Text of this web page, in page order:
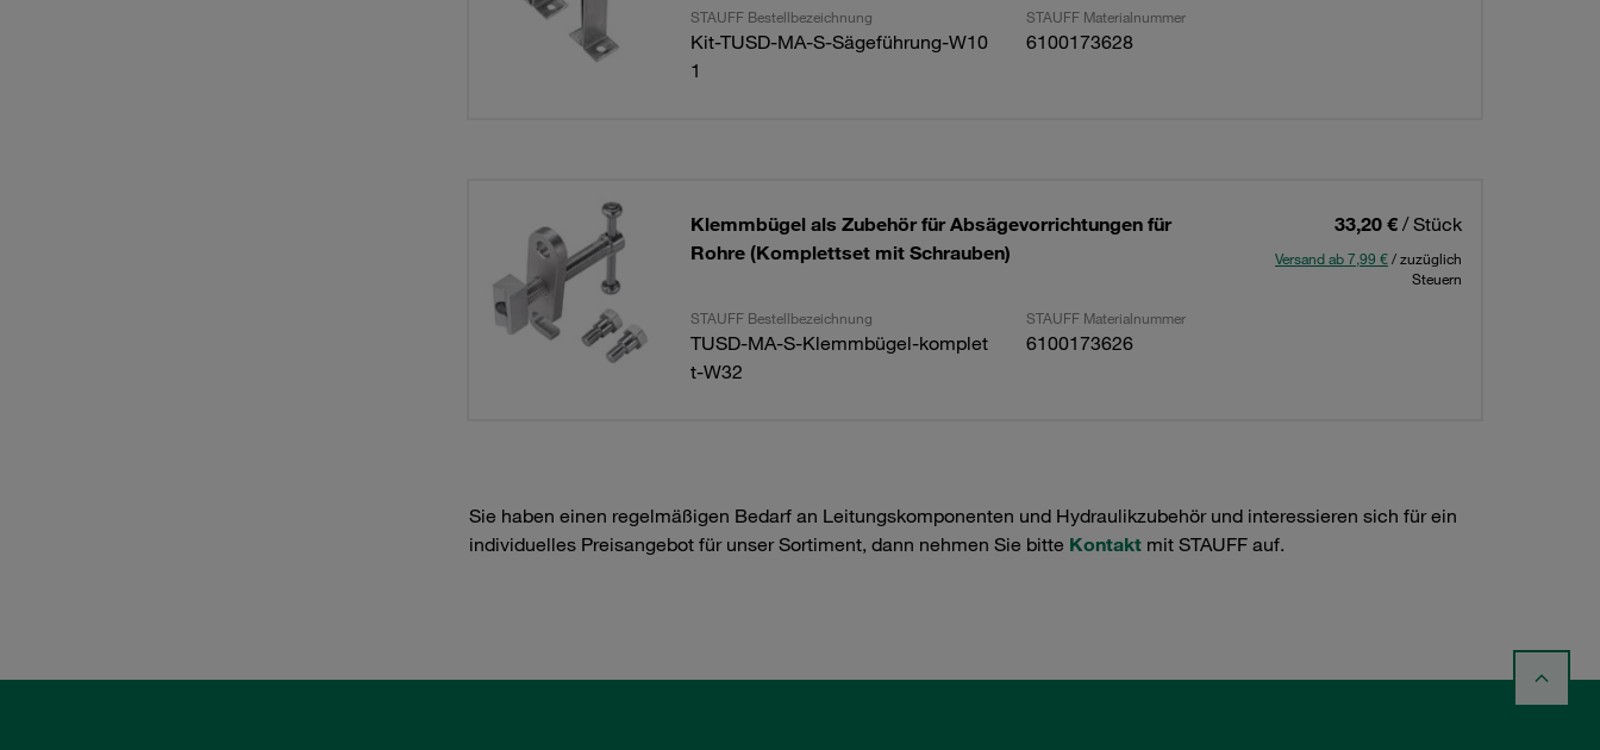
STAUFF Bestellbezeichnung STAUFF Materialnummer
Kit-TUSD-MA-S-Sägeführung-W10
1
6100173628
Klemmbügel als Zubehör für Absägevorrichtungen für
Rohre (Komplettset mit Schrauben)
33,20 € / Stück
Versand ab 7,99 €/ zuzüglich
Steuern
STAUFF Bestellbezeichnung STAUFF Materialnummer
TUSD-MA-S-Klemmbügel-komplet
t-W32
6100173626
Sie haben einen regelmäßigen Bedarf an Leitungskomponenten und Hydraulikzubehör und interessieren sich für ein
individuelles Preisangebot für unser Sortiment, dann nehmen Sie bitte Kontaktmit STAUFF auf.